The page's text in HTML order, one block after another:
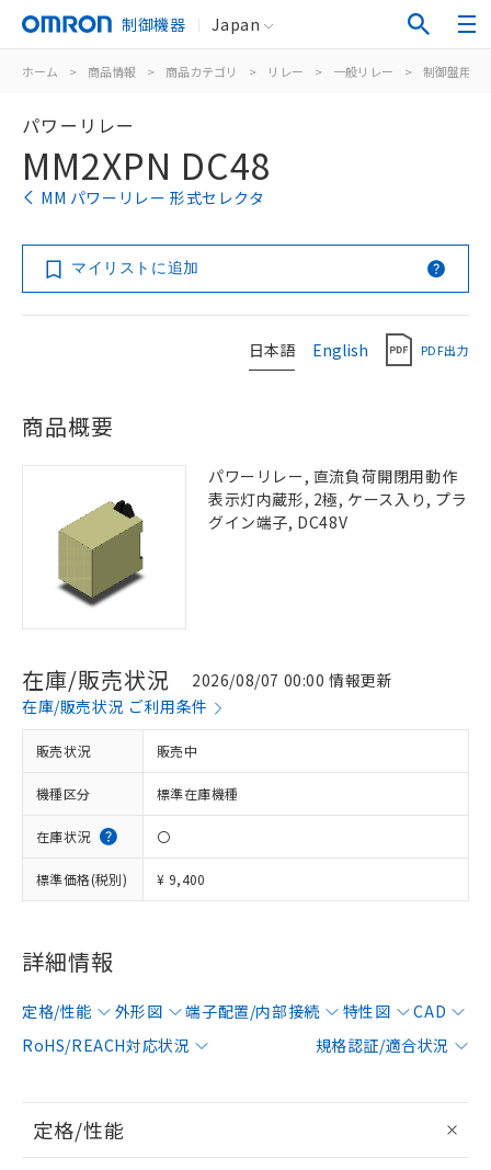
制御機器 Japan
ホーム > 商品情報 > 商品カテゴリ > リレー > 一般リレー > 制御盤用
パワーリレー
MM2XPN DC48
MM パワーリレー 形式セレクタ
マイリストに追加
日本語 English PDF出力
商品概要
パワーリレー, 直流負荷開閉用動作
表示灯内蔵形, 2極, ケース入り, プラ
グイン端子, DC48V
在庫/販売状況
2026/08/07 00:00 情報更新
在庫/販売状況 ご利用条件
販売状況 販売中
機種区分 標準在庫機種
在庫状況 〇
標準価格(税別) ¥ 9,400
詳細情報
定格/性能 外形図 端子配置/内部接続 特性図
CAD
RoHS/REACH対応状況
規格認証/適合状況
定格/性能